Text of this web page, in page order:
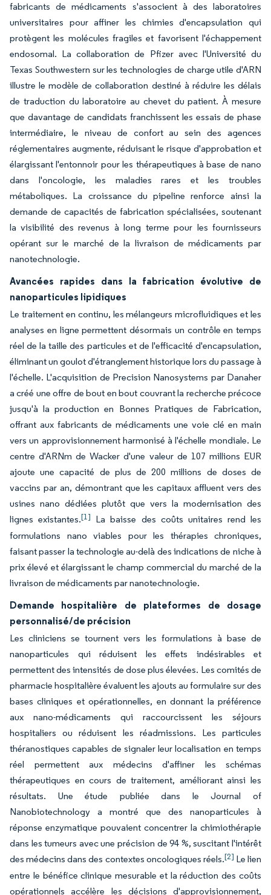
fabricants de médicaments s'associent à des laboratoires
universitaires pour affiner les chimies d'encapsulation qui
protègent les molécules fragiles et favorisent l'échappement
endosomal. La collaboration de Pfizer avec l'Université du
Texas Southwestern sur les technologies de charge utile d'ARN
illustre le modèle de collaboration destiné à réduire les délais
de traduction du laboratoire au chevet du patient. À mesure
que davantage de candidats franchissent les essais de phase
intermédiaire, le niveau de confort au sein des agences
réglementaires augmente, réduisant le risque d'approbation et
élargissant l'entonnoir pour les thérapeutiques à base de nano
dans l'oncologie, les maladies rares et les troubles
métaboliques. La croissance du pipeline renforce ainsi la
demande de capacités de fabrication spécialisées, soutenant
la visibilité des revenus à long terme pour les fournisseurs
opérant sur le marché de la livraison de médicaments par
nanotechnologie.
Avancées rapides dans la fabrication évolutive de
nanoparticules lipidiques
Le traitement en continu, les mélangeurs microfluidiques et les
analyses en ligne permettent désormais un contrôle en temps
réel de la taille des particules et de l'efficacité d'encapsulation,
éliminant un goulot d'étranglement historique lors du passage à
l'échelle. L'acquisition de Precision Nanosystems par Danaher
a créé une offre de bout en bout couvrant la recherche précoce
jusqu'à la production en Bonnes Pratiques de Fabrication,
offrant aux fabricants de médicaments une voie clé en main
vers un approvisionnement harmonisé à l'échelle mondiale. Le
centre d'ARNm de Wacker d'une valeur de 107 millions EUR
ajoute une capacité de plus de 200 millions de doses de
vaccins par an, démontrant que les capitaux affluent vers des
usines nano dédiées plutôt que vers la modernisation des
lignes existantes.[1] La baisse des coûts unitaires rend les
formulations nano viables pour les thérapies chroniques,
faisant passer la technologie au-delà des indications de niche à
prix élevé et élargissant le champ commercial du marché de la
livraison de médicaments par nanotechnologie.
Demande hospitalière de plateformes de dosage
personnalisé/de précision
Les cliniciens se tournent vers les formulations à base de
nanoparticules qui réduisent les effets indésirables et
permettent des intensités de dose plus élevées. Les comités de
pharmacie hospitalière évaluent les ajouts au formulaire sur des
bases cliniques et opérationnelles, en donnant la préférence
aux nano-médicaments qui raccourcissent les séjours
hospitaliers ou réduisent les réadmissions. Les particules
théranostiques capables de signaler leur localisation en temps
réel permettent aux médecins d'affiner les schémas
thérapeutiques en cours de traitement, améliorant ainsi les
résultats. Une étude publiée dans le Journal of
Nanobiotechnology a montré que des nanoparticules à
réponse enzymatique pouvaient concentrer la chimiothérapie
dans les tumeurs avec une précision de 94 %, suscitant l'intérêt
des médecins dans des contextes oncologiques réels.[2] Le lien
entre le bénéfice clinique mesurable et la réduction des coûts
opérationnels accélère les décisions d'approvisionnement,